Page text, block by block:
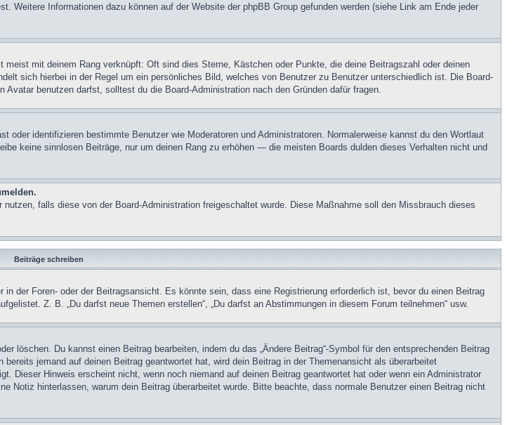
Informationen dazu können auf der Website der phpBB Group gefunden werden (siehe Link am Ende jeder
mit deinem Rang verknüpft: Oft sind dies Sterne, Kästchen oder Punkte, die deine Beitragszahl oder deinen
sich hierbei in der Regel um ein persönliches Bild, welches von Benutzer zu Benutzer unterschiedlich ist. Die Board-
benutzen darfst, solltest du die Board-Administration nach den Gründen dafür fragen.
identifizieren bestimmte Benutzer wie Moderatoren und Administratoren. Normalerweise kannst du den Wortlaut
keine sinnlosen Beiträge, nur um deinen Rang zu erhöhen — die meisten Boards dulden dieses Verhalten nicht und
falls diese von der Board-Administration freigeschaltet wurde. Diese Maßnahme soll den Missbrauch dieses
Beiträge schreiben
der Foren- oder der Beitragsansicht. Es könnte sein, dass eine Registrierung erforderlich ist, bevor du einen Beitrag
Z. B. „Du darfst neue Themen erstellen“, „Du darfst an Abstimmungen in diesem Forum teilnehmen“ usw.
löschen. Du kannst einen Beitrag bearbeiten, indem du das „Ändere Beitrag“-Symbol für den entsprechenden Beitrag
jemand auf deinen Beitrag geantwortet hat, wird dein Beitrag in der Themenansicht als überarbeitet
Dieser Hinweis erscheint nicht, wenn noch niemand auf deinen Beitrag geantwortet hat oder wenn ein Administrator
Notiz hinterlassen, warum dein Beitrag überarbeitet wurde. Bitte beachte, dass normale Benutzer einen Beitrag nicht